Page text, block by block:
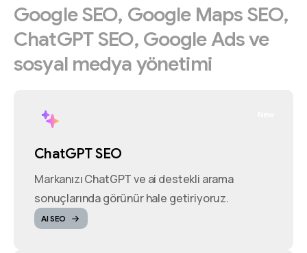
GoogleSEO, Google MapsSEO,
ChatGPTSEO, GoogleAdsve
sosyal medyayönetimi
ChatGPT SEO
Markanızı ChatGPT ve ai destekli arama
sonuçlarında görünür hale getiriyoruz.
AI SEO